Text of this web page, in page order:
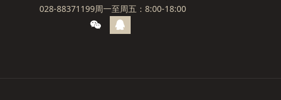
028-88371199周一至周五：8:00-18:00